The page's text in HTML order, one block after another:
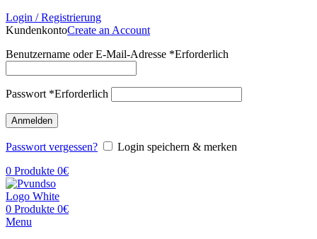
Login / Registrierung
KundenkontoCreate an Account
Benutzername oder E-Mail-Adresse *Erforderlich
Passwort *Erforderlich
Anmelden
Passwort vergessen?
Login speichern & merken
0 Produkte 0€
0 Produkte 0€
Menu